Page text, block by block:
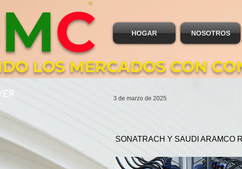
LOS MERCADOS CON
MC HOGAR NOSOTROS
3 de marzo de 2025
SONATRACH Y SAUDI ARAMCO